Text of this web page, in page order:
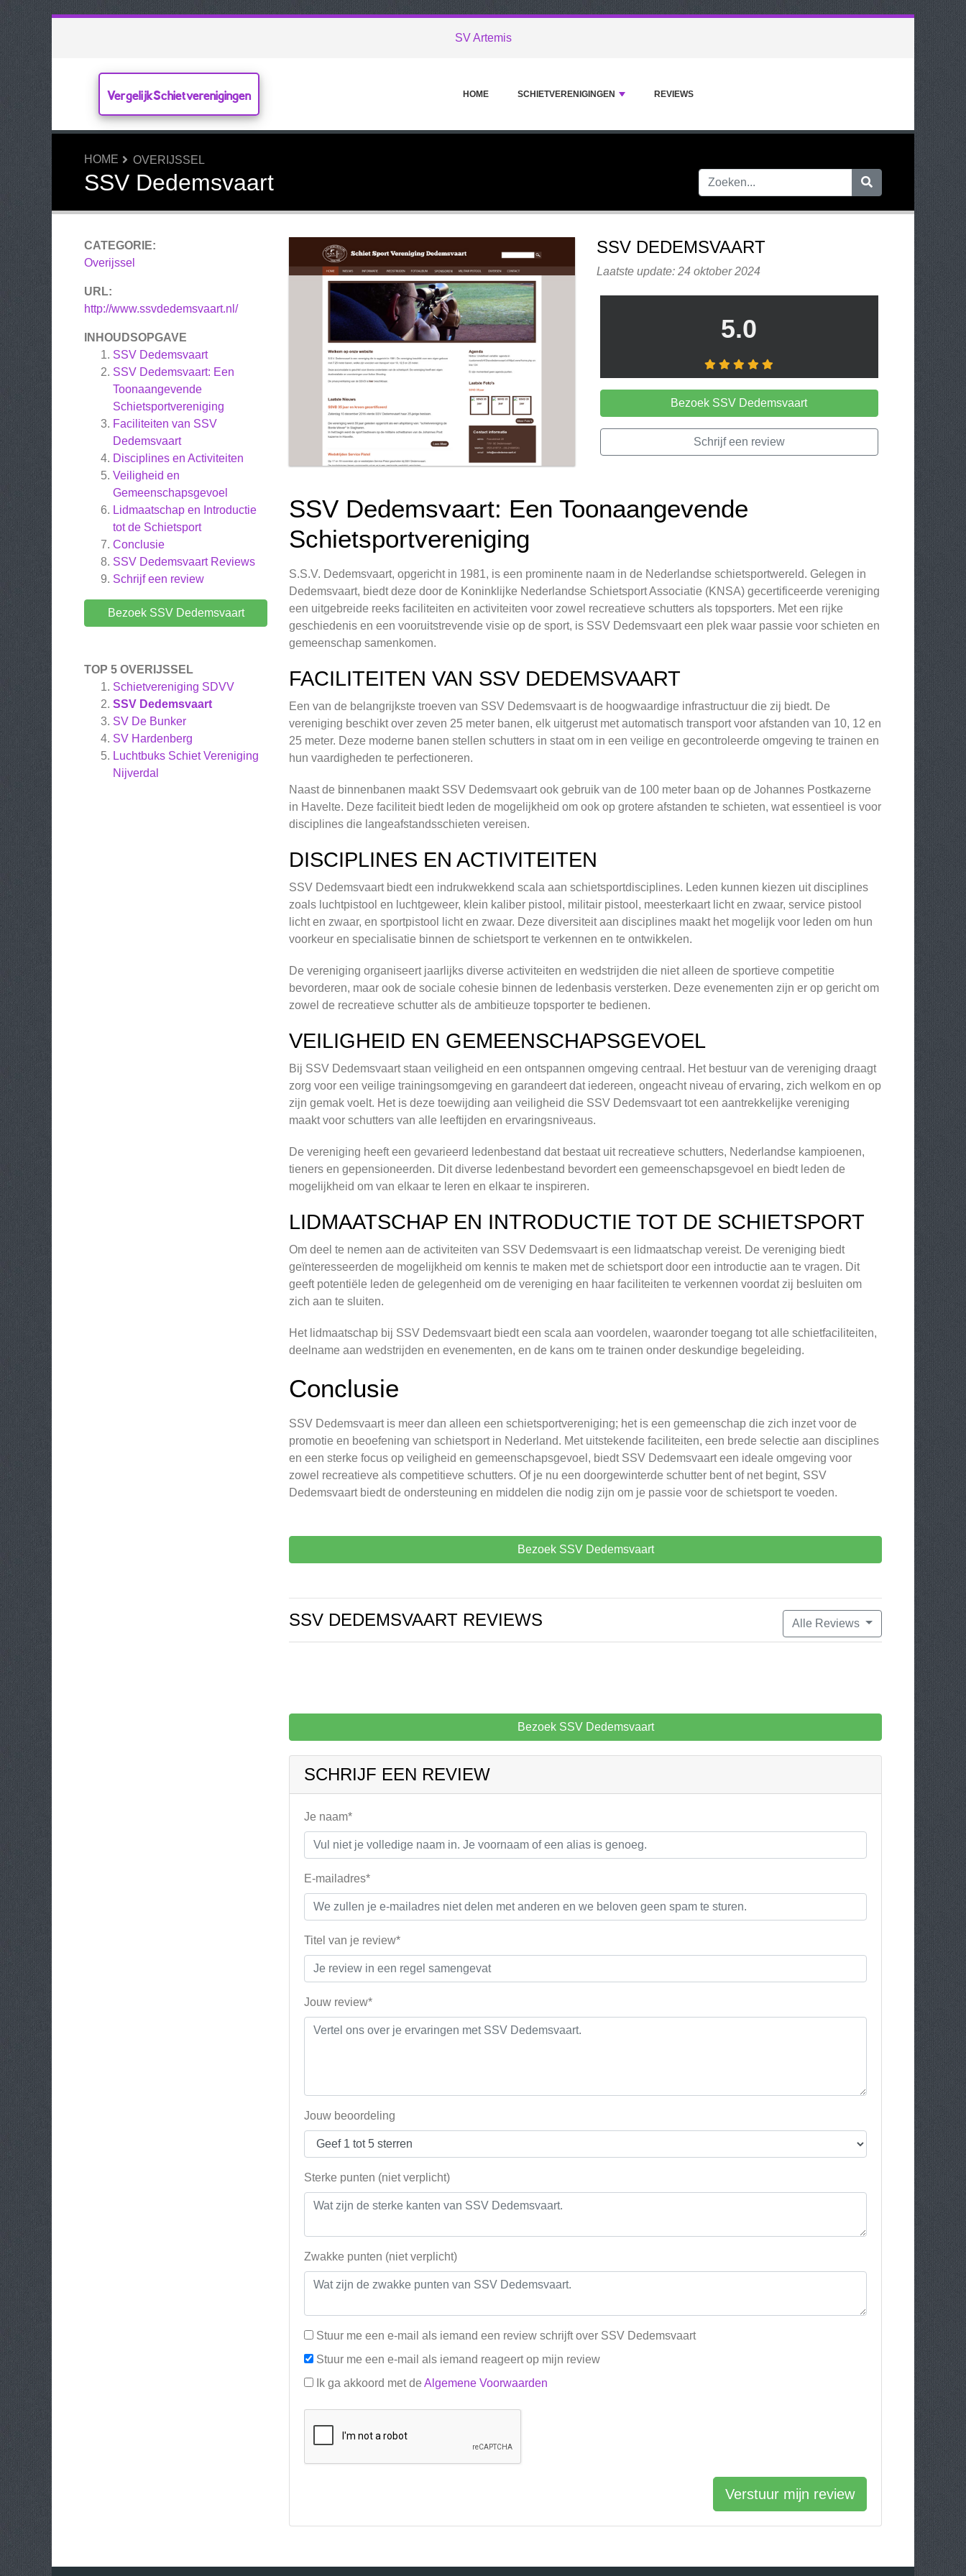
SV Artemis
VergelijkSchietverenigingen HOME SCHIETVERENIGINGEN REVIEWS
HOME OVERIJSSEL
SSV Dedemsvaart
CATEGORIE:
Overijssel
URL:
http://www.ssvdedemsvaart.nl/
INHOUDSOPGAVE
SSV Dedemsvaart
SSV Dedemsvaart: Een
Toonaangevende
Schietsportvereniging
Faciliteiten van SSV
Dedemsvaart
Disciplines en Activiteiten
Veiligheid en
Gemeenschapsgevoel
Lidmaatschap en Introductie
tot de Schietsport
Conclusie
SSV DedemsvaartReviews
Schrijf een review
Bezoek SSV Dedemsvaart
TOP 5 OVERIJSSEL
Schietvereniging SDVV
SSV Dedemsvaart
SV De Bunker
SV Hardenberg
Luchtbuks Schiet Vereniging
Nijverdal
SSV DEDEMSVAART
Laatste update: 24 oktober 2024
5.0
Bezoek SSV Dedemsvaart
Schrijf een review
SSV Dedemsvaart: Een Toonaangevende
Schietsportvereniging
S.S.V. Dedemsvaart, opgericht in 1981, is een prominente naam in de Nederlandse schietsportwereld. Gelegen in
Dedemsvaart, biedt deze door de Koninklijke Nederlandse Schietsport Associatie (KNSA) gecertificeerde vereniging
een uitgebreide reeks faciliteiten en activiteiten voor zowel recreatieve schutters als topsporters. Met een rijke
geschiedenis en een vooruitstrevende visie op de sport, is SSV Dedemsvaart een plek waar passie voor schieten en
gemeenschap samenkomen.
FACILITEITEN VAN SSV DEDEMSVAART
Een van de belangrijkste troeven van SSV Dedemsvaart is de hoogwaardige infrastructuur die zij biedt. De
vereniging beschikt over zeven 25 meter banen, elk uitgerust met automatisch transport voor afstanden van 10, 12 en
25 meter. Deze moderne banen stellen schutters in staat om in een veilige en gecontroleerde omgeving te trainen en
hun vaardigheden te perfectioneren.
Naast de binnenbanen maakt SSV Dedemsvaart ook gebruik van de 100 meter baan op de Johannes Postkazerne
in Havelte. Deze faciliteit biedt leden de mogelijkheid om ook op grotere afstanden te schieten, wat essentieel is voor
disciplines die langeafstandsschieten vereisen.
DISCIPLINES EN ACTIVITEITEN
SSV Dedemsvaart biedt een indrukwekkend scala aan schietsportdisciplines. Leden kunnen kiezen uit disciplines
zoals luchtpistool en luchtgeweer, klein kaliber pistool, militair pistool, meesterkaart licht en zwaar, service pistool
licht en zwaar, en sportpistool licht en zwaar. Deze diversiteit aan disciplines maakt het mogelijk voor leden om hun
voorkeur en specialisatie binnen de schietsport te verkennen en te ontwikkelen.
De vereniging organiseert jaarlijks diverse activiteiten en wedstrijden die niet alleen de sportieve competitie
bevorderen, maar ook de sociale cohesie binnen de ledenbasis versterken. Deze evenementen zijn er op gericht om
zowel de recreatieve schutter als de ambitieuze topsporter te bedienen.
VEILIGHEID EN GEMEENSCHAPSGEVOEL
Bij SSV Dedemsvaart staan veiligheid en een ontspannen omgeving centraal. Het bestuur van de vereniging draagt
zorg voor een veilige trainingsomgeving en garandeert dat iedereen, ongeacht niveau of ervaring, zich welkom en op
zijn gemak voelt. Het is deze toewijding aan veiligheid die SSV Dedemsvaart tot een aantrekkelijke vereniging
maakt voor schutters van alle leeftijden en ervaringsniveaus.
De vereniging heeft een gevarieerd ledenbestand dat bestaat uit recreatieve schutters, Nederlandse kampioenen,
tieners en gepensioneerden. Dit diverse ledenbestand bevordert een gemeenschapsgevoel en biedt leden de
mogelijkheid om van elkaar te leren en elkaar te inspireren.
LIDMAATSCHAP EN INTRODUCTIE TOT DE SCHIETSPORT
Om deel te nemen aan de activiteiten van SSV Dedemsvaart is een lidmaatschap vereist. De vereniging biedt
geïnteresseerden de mogelijkheid om kennis te maken met de schietsport door een introductie aan te vragen. Dit
geeft potentiële leden de gelegenheid om de vereniging en haar faciliteiten te verkennen voordat zij besluiten om
zich aan te sluiten.
Het lidmaatschap bij SSV Dedemsvaart biedt een scala aan voordelen, waaronder toegang tot alle schietfaciliteiten,
deelname aan wedstrijden en evenementen, en de kans om te trainen onder deskundige begeleiding.
Conclusie
SSV Dedemsvaart is meer dan alleen een schietsportvereniging; het is een gemeenschap die zich inzet voor de
promotie en beoefening van schietsport in Nederland. Met uitstekende faciliteiten, een brede selectie aan disciplines
en een sterke focus op veiligheid en gemeenschapsgevoel, biedt SSV Dedemsvaart een ideale omgeving voor
zowel recreatieve als competitieve schutters. Of je nu een doorgewinterde schutter bent of net begint, SSV
Dedemsvaart biedt de ondersteuning en middelen die nodig zijn om je passie voor de schietsport te voeden.
Bezoek SSV Dedemsvaart
Alle Reviews
SSV DEDEMSVAART REVIEWS
Bezoek SSV Dedemsvaart
SCHRIJF EEN REVIEW
Je naam*
E-mailadres*
Titel van je review*
Jouw review*
Jouw beoordeling
Sterke punten (niet verplicht)
Zwakke punten (niet verplicht)
Stuur me een e-mail als iemand een review schrijft over SSV Dedemsvaart
Stuur me een e-mail als iemand reageert op mijn review
Ik ga akkoord met de Algemene Voorwaarden
Verstuur mijn review